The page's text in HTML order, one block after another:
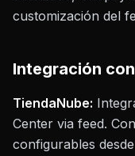
customización del
Integración
TiendaNube:
Center via feed.
configurables